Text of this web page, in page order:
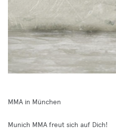
MMA in München
Munich MMA freut sich auf Dich!